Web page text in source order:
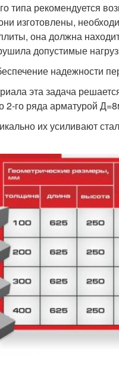
типа рекомендуется
изготовлены,
она должна
допустимые
надежности
эта задача
2-го ряда арматурой
их усиливают